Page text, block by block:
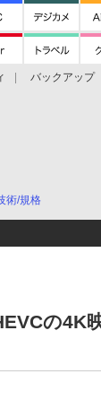
バックアップ
術/規格
の4K